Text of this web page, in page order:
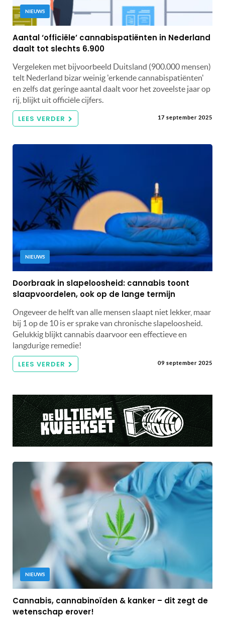
NIEUWS
Aantal ‘officiële’ cannabispatiënten in Nederland
daalt tot slechts 6.900
Vergeleken met bijvoorbeeld Duitsland (900.000 mensen)
telt Nederland bizar weinig 'erkende cannabispatiënten'
en zelfs dat geringe aantal daalt voor het zoveelste jaar op
rij, blijkt uit officiële cijfers.
LEES VERDER 17 september 2025
NIEUWS
Doorbraak in slapeloosheid: cannabis toont
slaapvoordelen, ook op de lange termijn
Ongeveer de helft van alle mensen slaapt niet lekker, maar
bij 1 op de 10 is er sprake van chronische slapeloosheid.
Gelukkig blijkt cannabis daarvoor een effectieve en
langdurige remedie!
LEES VERDER 09 september 2025
NIEUWS
Cannabis, cannabinoïden & kanker – dit zegt de
wetenschap erover!